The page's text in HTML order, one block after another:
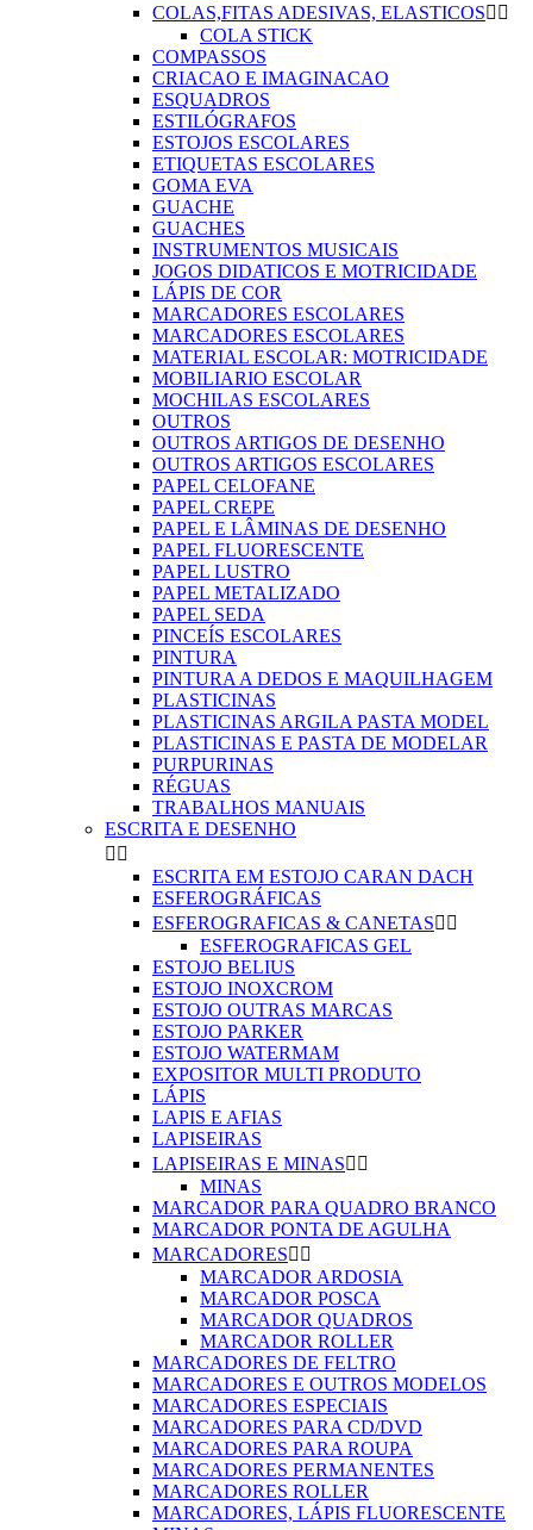
COLAS,FITAS ADESIVAS, ELASTICOS 
COLA STICK
COMPASSOS
CRIACAO E IMAGINACAO
ESQUADROS
ESTILÓGRAFOS
ESTOJOS ESCOLARES
ETIQUETAS ESCOLARES
GOMA EVA
GUACHE
GUACHES
INSTRUMENTOS MUSICAIS
JOGOS DIDATICOS E MOTRICIDADE
LÁPIS DE COR
MARCADORES ESCOLARES
MARCADORES ESCOLARES
MATERIAL ESCOLAR: MOTRICIDADE
MOBILIARIO ESCOLAR
MOCHILAS ESCOLARES
OUTROS
OUTROS ARTIGOS DE DESENHO
OUTROS ARTIGOS ESCOLARES
PAPEL CELOFANE
PAPEL CREPE
PAPEL E LÂMINAS DE DESENHO
PAPEL FLUORESCENTE
PAPEL LUSTRO
PAPEL METALIZADO
PAPEL SEDA
PINCEÍS ESCOLARES
PINTURA
PINTURA A DEDOS E MAQUILHAGEM
PLASTICINAS
PLASTICINAS ARGILA PASTA MODEL
PLASTICINAS E PASTA DE MODELAR
PURPURINAS
RÉGUAS
TRABALHOS MANUAIS
ESCRITA E DESENHO
 
ESCRITA EM ESTOJO CARAN DACH
ESFEROGRÁFICAS
ESFEROGRAFICAS & CANETAS 
ESFEROGRAFICAS GEL
ESTOJO BELIUS
ESTOJO INOXCROM
ESTOJO OUTRAS MARCAS
ESTOJO PARKER
ESTOJO WATERMAM
EXPOSITOR MULTI PRODUTO
LÁPIS
LAPIS E AFIAS
LAPISEIRAS
LAPISEIRAS E MINAS 
MINAS
MARCADOR PARA QUADRO BRANCO
MARCADOR PONTA DE AGULHA
MARCADORES 
MARCADOR ARDOSIA
MARCADOR POSCA
MARCADOR QUADROS
MARCADOR ROLLER
MARCADORES DE FELTRO
MARCADORES E OUTROS MODELOS
MARCADORES ESPECIAIS
MARCADORES PARA CD/DVD
MARCADORES PARA ROUPA
MARCADORES PERMANENTES
MARCADORES ROLLER
MARCADORES, LÁPIS FLUORESCENTE